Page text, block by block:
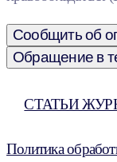
Сообщить об
Обращение в
СТАТЬИ
Политика